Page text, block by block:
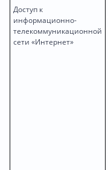
Доступ к
информационно-
телекоммуникационной
сети «Интернет»